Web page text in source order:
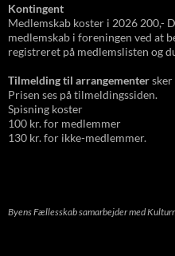
Kontingent
Medlemskab koster i 2026 200,-
medlemskab i foreningen ved at
registreret på medlemslisten og
Tilmelding til arrangementersker
Prisen ses på tilmeldingssiden.
Spisning koster
100 kr. for medlemmer
130 kr. for ikke-medlemmer.
Byens Fællesskab samarbejder med